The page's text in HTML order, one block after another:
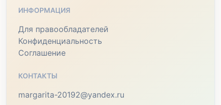
ИНФОРМАЦИЯ
Для правообладателей
Конфиденциальность
Соглашение
КОНТАКТЫ
margarita-20192@yandex.ru